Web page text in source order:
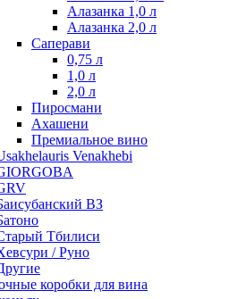
Алазанка 1,0 л
Алазанка 2,0 л
Саперави
0,75 л
1,0 л
2,0 л
Пиросмани
Ахашени
Премиальное вино
Venakhebi
ВЗ
Тбилиси
/ Руно
коробки для вина